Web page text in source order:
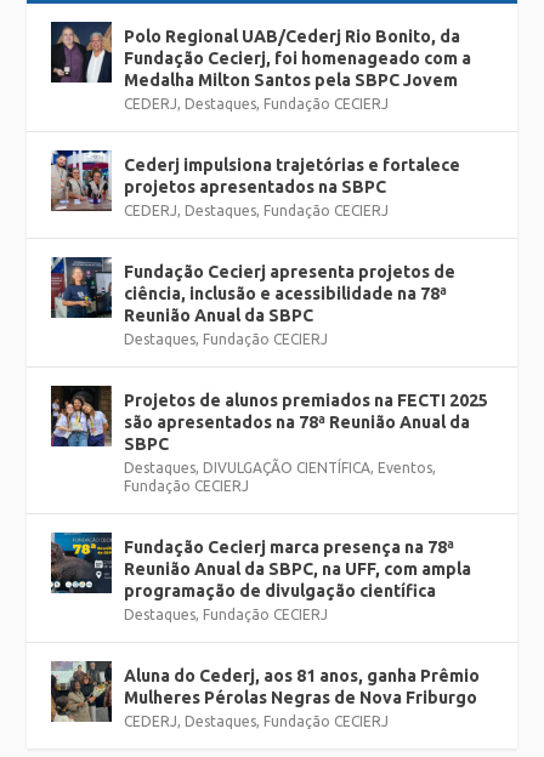
Polo Regional UAB/Cederj Rio Bonito, da
Fundação Cecierj, foi homenageado com a
Medalha Milton Santos pela SBPC Jovem
CEDERJ, Destaques, Fundação CECIERJ
Cederj impulsiona trajetórias e fortalece
projetos apresentados na SBPC
CEDERJ, Destaques, Fundação CECIERJ
Fundação Cecierj apresenta projetos de
ciência, inclusão e acessibilidade na 78ª
Reunião Anual da SBPC
Destaques, Fundação CECIERJ
Projetos de alunos premiados na FECTI 2025
são apresentados na 78ª Reunião Anual da
SBPC
Destaques, DIVULGAÇÃO CIENTÍFICA, Eventos,
Fundação CECIERJ
Fundação Cecierj marca presença na 78ª
Reunião Anual da SBPC, na UFF, com ampla
programação de divulgação científica
Destaques, Fundação CECIERJ
Aluna do Cederj, aos 81 anos, ganha Prêmio
Mulheres Pérolas Negras de Nova Friburgo
CEDERJ, Destaques, Fundação CECIERJ